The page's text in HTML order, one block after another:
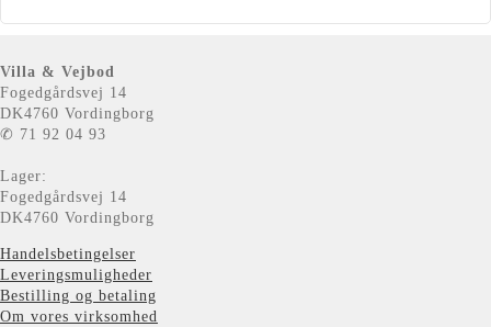
Villa & Vejbod
Fogedgårdsvej 14
DK4760 Vordingborg
✆ 71 92 04 93
Lager:
Fogedgårdsvej 14
DK4760 Vordingborg
Handelsbetingelser
Leveringsmuligheder
Bestilling og betaling
Om vores virksomhed